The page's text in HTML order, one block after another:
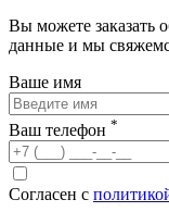
Вы можете заказать
данные и мы
Ваше имя
Ваш телефон *
Согласен с